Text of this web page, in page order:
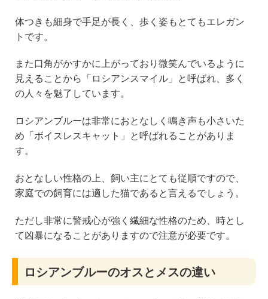
体つきも細身で手足が長く、歩く姿もとてもエレガン
トです。
また口角がかすかに上がっており微笑んでいるように
見えることから「ロシアンスマイル」と呼ばれ、多く
の人々を魅了しています。
ロシアンブルーは非常におとなしく鳴き声も小さいた
め「ボイスレスキャット」と呼ばれることがありま
す。
おとなしい性格の上、飼い主にとても従順ですので、
家庭での飼育には適した猫であると言えるでしょう。
ただし非常に警戒心が強く繊細な性格のため、時とし
て凶暴になることがありますので注意が必要です。
ロシアンブルーのオスとメスの違い